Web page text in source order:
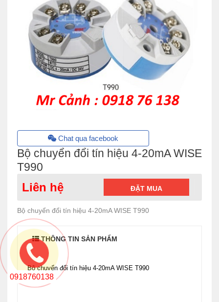
Chat qua facebook
Bộ chuyển đổi tín hiệu 4-20mA WISE
T990
Liên hệ ĐẶT MUA
Bộ chuyển đổi tín hiệu 4-20mA WISE T990
THÔNG TIN SẢN PHẨM
Bộ chuyển đổi tín hiệu 4-20mA WISE T990
0918760138